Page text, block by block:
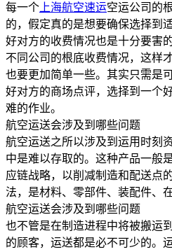
每一个 上海航空速运空运公司的
的，假定真的是想要确保选择到
好对方的收费情况也是十分要害
不同公司的根底收费情况，这样
也要更加简单一些。其实只需是
好对方的商场点评，选择到一个
难的作业。
航空运送会涉及到哪些问题
航空运送之所以涉及到运用时刻
中是难以存取的。这种产品一般
应链战略，以削减制造和配送点
法，是材料、零部件、装配件、
航空运送会涉及到哪些问题
也不管是在制造进程中将被搬运
的顾客，运送都是必不可少的。